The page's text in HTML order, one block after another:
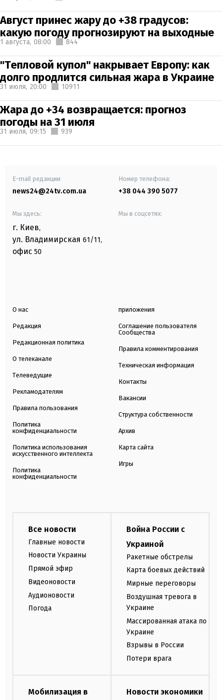
Август принес жару до +38 градусов:
какую погоду прогнозируют на выходные
1 августа, 08:00 844
"Тепловой купол" накрывает Европу: как
долго продлится сильная жара в Украине
31 июля, 20:00 10911
Жара до +34 возвращается: прогноз
погоды на 31 июля
31 июля, 09:15 939
E-mail редакции
news24@24tv.com.ua
Номер телефона:
+38 044 390 5077
Мы здесь:
г. Киев,
ул. Владимирская 61/11,
офис 50
Мы в соцсетях:
О нас
Редакция
Редакционная политика
О телеканале
Телеведущие
Рекламодателям
Правила пользования
Политика
конфиденциальности
Политика использования
искусственного интеллекта
Политика
конфиденциальности
приложения
Соглашение пользователя
Сообщества
Правила комментирования
Техническая информация
Контакты
Вакансии
Структура собственности
Архив
Карта сайта
Игры
Все новости
Главные новости
Новости Украины
Прямой эфир
Видеоновости
Аудионовости
Погода
Война России с
Украиной
Ракетные обстрелы
Карта боевых действий
Мирные переговоры
Воздушная тревога в
Украине
Массированная атака по
Украине
Взрывы в России
Потери врага
Мобилизация в
Новости экономики